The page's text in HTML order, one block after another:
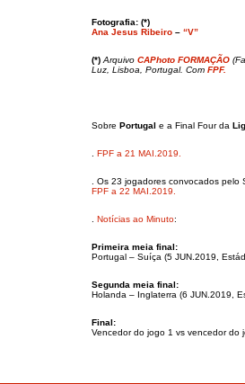
Fotografia: (*)
Ana Jesus Ribeiro – “V”
(*) Arquivo CAPhoto FORMAÇÃO
Luz, Lisboa, Portugal. Com FPF.
Sobre Portugal e a Final Four da
FPF a 21 MAI.2019.
. Os 23 jogadores convocados pelo
FPF a 22 MAI.2019.
Notícias ao Minuto:
Primeira meia final:
Portugal – Suíça (5 JUN.2019,
Segunda meia final:
Holanda – Inglaterra (6 JUN.2019,
Final:
Vencedor do jogo 1 vs vencedor do